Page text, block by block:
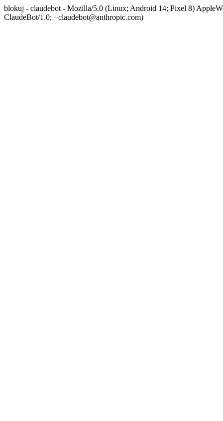
blokuj - claudebot - Mozilla/5.0 (Linux; Android 14; Pixel 8)
ClaudeBot/1.0; +claudebot@anthropic.com)